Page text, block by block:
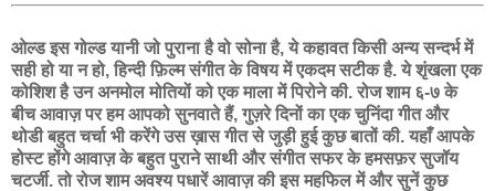
ओल्ड इस गोल्ड यानी जो पुराना है वो सोना है, ये कहावत किसी अन्य सन्दर्भ में
सही हो या न हो, हिन्दी फ़िल्म संगीत के विषय में एकदम सटीक है. ये शृंखला एक
कोशिश है उन अनमोल मोतियों को एक माला में पिरोने की. रोज शाम ६-७ के
बीच आवाज़ पर हम आपको सुनवाते हैं, गुज़रे दिनों का एक चुनिंदा गीत और
थोडी बहुत चर्चा भी करेंगे उस ख़ास गीत से जुड़ी हुई कुछ बातों की. यहाँ आपके
होस्ट होंगे आवाज़ के बहुत पुराने साथी और संगीत सफर के हमसफ़र सुजॉय
चटर्जी. तो रोज शाम अवश्य पधारें आवाज़ की इस महफिल में और सुनें कुछ